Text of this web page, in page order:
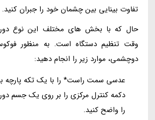
تفاوت بینایی بین چشمان خود را جبران کنید.
حال که با بخش های مختلف این نوع
وقت تنظیم دستگاه است. به منظور
دوچشمی، موارد زیر را انجام دهید:
عدسی سمت راست* را با یک تکه پارچه
دکمه کنترل مرکزی را بر روی یک جسم
را واضح کنید.